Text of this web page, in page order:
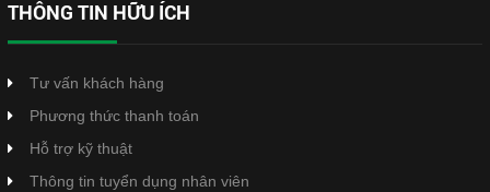
THÔNG TIN HỮU ÍCH
Tư vấn khách hàng
Phương thức thanh toán
Hỗ trợ kỹ thuật
Thông tin tuyển dụng nhân viên